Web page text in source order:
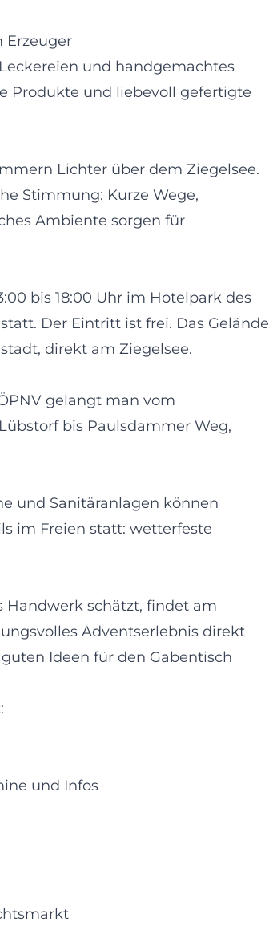
Erzeuger
und handgemachtes
Produkte und liebevoll gefertigte
Lichter über dem Ziegelsee.
Stimmung: Kurze Wege,
Ambiente sorgen für
bis 18:00 Uhr im Hotelpark des
Der Eintritt ist frei. Das Gelände
direkt am Ziegelsee.
gelangt man vom
bis Paulsdammer Weg,
und Sanitäranlagen können
im Freien statt: wetterfeste
Handwerk schätzt, findet am
Adventserlebnis direkt
Ideen für den Gabentisch
und Infos